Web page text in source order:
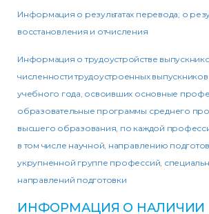
Информация о результатах перевода; о
восстановления и отчисления
Информация о трудоустройстве
численности трудоустроенных
учебного года, освоивших основные
образовательные программы среднего
высшего образования, по каждой
в том числе научной, направлению
укрупненной группе профессий,
направлений подготовки
ИНФОРМАЦИЯ О НАЛИЧИИ